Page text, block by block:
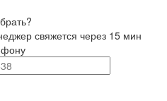
свяжется через 15 мин